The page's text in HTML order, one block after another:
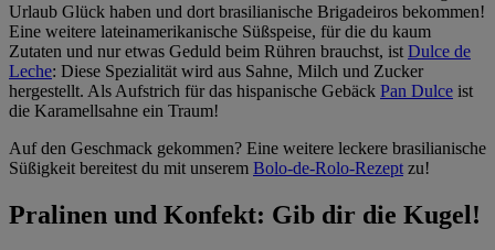
Urlaub Glück haben und dort brasilianische Brigadeiros bekommen!
Eine weitere lateinamerikanische Süßspeise, für die du kaum
Zutaten und nur etwas Geduld beim Rühren brauchst, ist Dulce de
Leche: Diese Spezialität wird aus Sahne, Milch und Zucker
hergestellt. Als Aufstrich für das hispanische Gebäck Pan Dulce ist
die Karamellsahne ein Traum!
Auf den Geschmack gekommen? Eine weitere leckere brasilianische
Süßigkeit bereitest du mit unserem Bolo-de-Rolo-Rezept zu!
Pralinen und Konfekt: Gib dir die Kugel!